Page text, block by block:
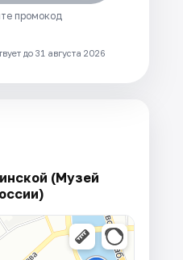
промокод
до 31 августа 2026
(Музей